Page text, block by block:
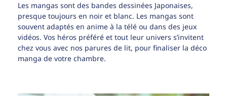
Les mangas sont des bandes dessinées Japonaises,
presque toujours en noir et blanc. Les mangas sont
souvent adaptés en anime à la télé ou dans des jeux
vidéos. Vos héros préféré et tout leur univers s’invitent
chez vous avec nos parures de lit, pour finaliser la déco
manga de votre chambre.